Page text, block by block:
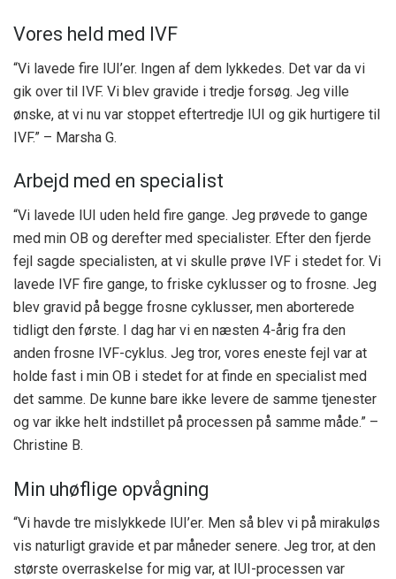
Vores held med IVF
“Vi lavede fire IUI’er. Ingen af ​​dem lykkedes. Det var da vi
gik over til IVF. Vi blev gravide i tredje forsøg. Jeg ville
ønske, at vi nu var stoppet eftertredje IUI og gik hurtigere til
IVF.” – Marsha G.
Arbejd med en specialist
“Vi lavede IUI uden held fire gange. Jeg prøvede to gange
med min OB og derefter med specialister. Efter den fjerde
fejl sagde specialisten, at vi skulle prøve IVF i stedet for. Vi
lavede IVF fire gange, to friske cyklusser og to frosne. Jeg
blev gravid på begge frosne cyklusser, men aborterede
tidligt den første. I dag har vi en næsten 4-årig fra den
anden frosne IVF-cyklus. Jeg tror, ​​vores eneste fejl var at
holde fast i min OB i stedet for at finde en specialist med
det samme. De kunne bare ikke levere de samme tjenester
og var ikke helt indstillet på processen på samme måde.” –
Christine B.
Min uhøflige opvågning
“Vi havde tre mislykkede IUI’er. Men så blev vi på mirakuløs
vis naturligt gravide et par måneder senere. Jeg tror, ​​at den
største overraskelse for mig var, at IUI-processen var